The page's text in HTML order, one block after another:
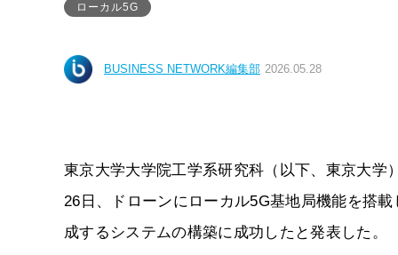
ローカル5G
BUSINESS NETWORK編集部 2026.05.28
東京大学大学院工学系研究科（以下、東京大学
26日、ドローンにローカル5G基地局機能を搭
成するシステムの構築に成功したと発表した。